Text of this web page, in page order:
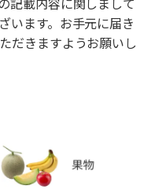
記載内容に関しまして
います。お手元に届き
だきますようお願いし